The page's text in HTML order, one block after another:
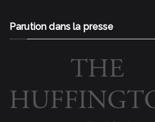
Parution dans la presse